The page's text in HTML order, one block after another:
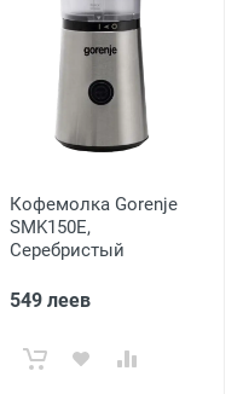
Кофемолка Gorenje
SMK150E,
Серебристый
549 леев